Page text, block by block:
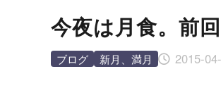
今夜は月食。前
2015-
ブログ 新月、満月